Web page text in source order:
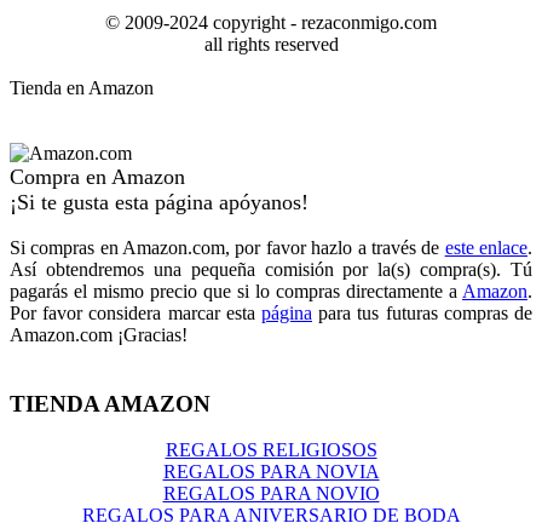
© 2009-2024 copyright - rezaconmigo.com
all rights reserved
Tienda en Amazon
Compra en Amazon
¡Si te gusta esta página apóyanos!
Si compras en Amazon.com, por favor hazlo a través de este enlace.
Así obtendremos una pequeña comisión por la(s) compra(s). Tú
pagarás el mismo precio que si lo compras directamente a Amazon.
Por favor considera marcar esta página para tus futuras compras de
Amazon.com ¡Gracias!
TIENDA AMAZON
REGALOS RELIGIOSOS
REGALOS PARA NOVIA
REGALOS PARA NOVIO
REGALOS PARA ANIVERSARIO DE BODA